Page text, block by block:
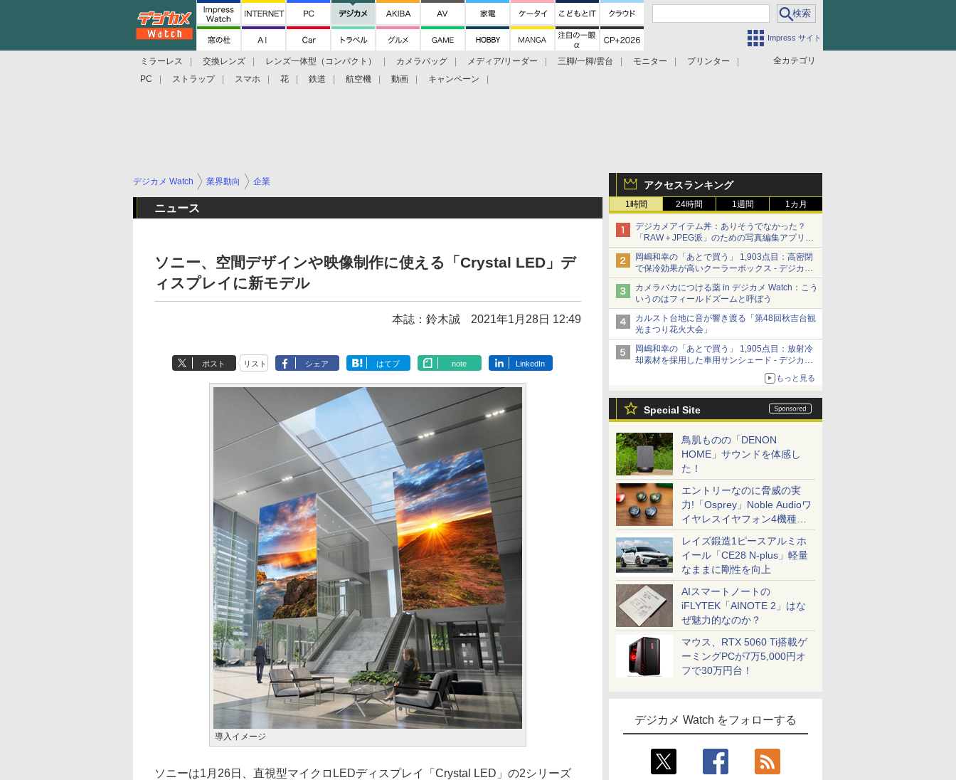
Impress サイト
全カテゴリ
ミラーレス 交換レンズ レンズ一体型（コンパクト） カメラバッグ メディア/リーダー 三脚/一脚/雲台 モニター
プリンター
PC
ストラップ スマホ 花 鉄道 航空機 動画 キャンペーン
アクセスランキング
1時間 24時間 1週間 1カ月
デジカメアイテム丼：ありそうでなかった？
「RAW＋JPEG派」のための写真編集アプリ
カメラデフォルトのJPEGを大切にする
「Filmator」
岡嶋和幸の「あとで買う」 1,903点目：高密閉
で保冷効果が高いクーラーボックス - デジカメ
Watch
カメラバカにつける薬 in デジカメ Watch：こう
いうのはフィールドズームと呼ぼう
カルスト台地に音が響き渡る「第48回秋吉台観
光まつり花火大会」
岡嶋和幸の「あとで買う」 1,905点目：放射冷
却素材を採用した車用サンシェード - デジカメ
もっと見る
Special Site
鳥肌ものの「DENON
HOME」サウンドを体感し
た！
エントリーなのに脅威の実
力!「Osprey」Noble Audioワ
イヤレスイヤフォン4機種を
一気に聴く
レイズ鍛造1ピースアルミホ
イール「CE28 N-plus」軽量
なままに剛性を向上
AIスマートノートの
iFLYTEK「AINOTE 2」はな
ぜ魅力的なのか？
マウス、RTX 5060 Ti搭載ゲ
ーミングPCが7万5,000円オ
フで30万円台！
デジカメ Watch をフォローする
デジカメ Watch 業界動向 企業
ニュース
ソニー、空間デザインや映像制作に使える「Crystal LED」デ
ィスプレイに新モデル
本誌：鈴木誠 2021年1月28日 12:49
ポスト リスト シェア はてブ note LinkedIn
導入イメージ
ソニーは1月26日、直視型マイクロLEDディスプレイ「Crystal LED」の2シリーズ